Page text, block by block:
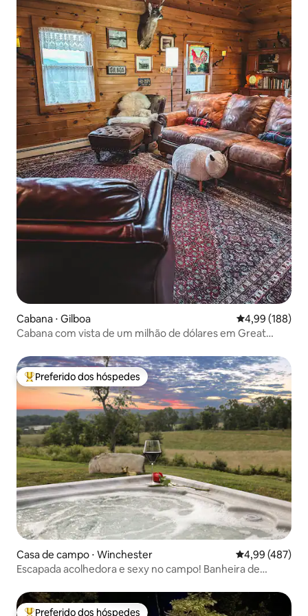
Cabana ⋅ Gilboa 4,99 de uma
4,99 (188)
Cabana com vista de um milhão de dólares em Great
Entre os melhores preferidos dos hóspedes
Preferido dos hóspedes
Casa de campo ⋅ Winchester 4,99 de uma
4,99 (487)
Escapada acolhedora e sexy no campo! Banheira de
Preferido dos hóspedes